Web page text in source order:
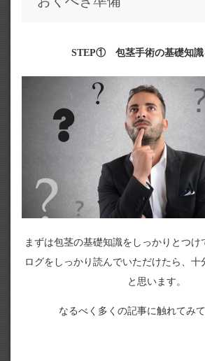
STEP① 包茎手術の基礎知識
まずは包茎の基礎知識をしっかりとつけ
ログをしっかり読んでいただけたら、十
と思います。
なるべく多くの記事に触れてみて